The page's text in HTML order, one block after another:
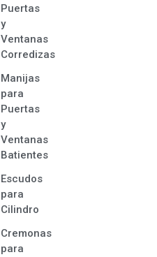
Puertas
y
Ventanas
Corredizas
Manijas
para
Puertas
y
Ventanas
Batientes
Escudos
para
Cilindro
Cremonas
para